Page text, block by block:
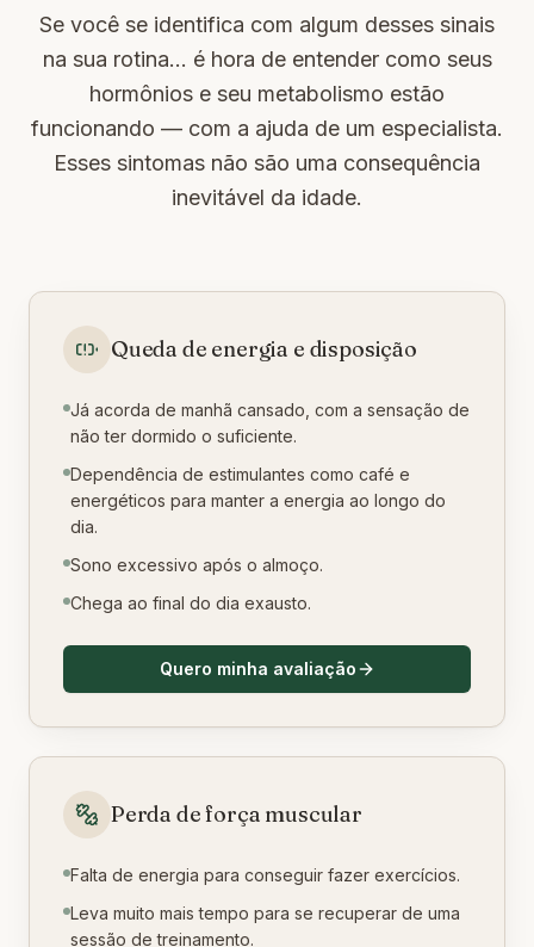
Se você se identifica com algum desses sinais
na sua rotina... é hora de entender como seus
hormônios e seu metabolismo estão
funcionando — com a ajuda de um especialista.
Esses sintomas não são uma consequência
inevitável da idade.
Queda de energia e disposição
Já acorda de manhã cansado, com a sensação de
não ter dormido o suficiente.
Dependência de estimulantes como café e
energéticos para manter a energia ao longo do
dia.
Sono excessivo após o almoço.
Chega ao final do dia exausto.
Quero minha avaliação
Perda de força muscular
Falta de energia para conseguir fazer exercícios.
Leva muito mais tempo para se recuperar de uma
sessão de treinamento.